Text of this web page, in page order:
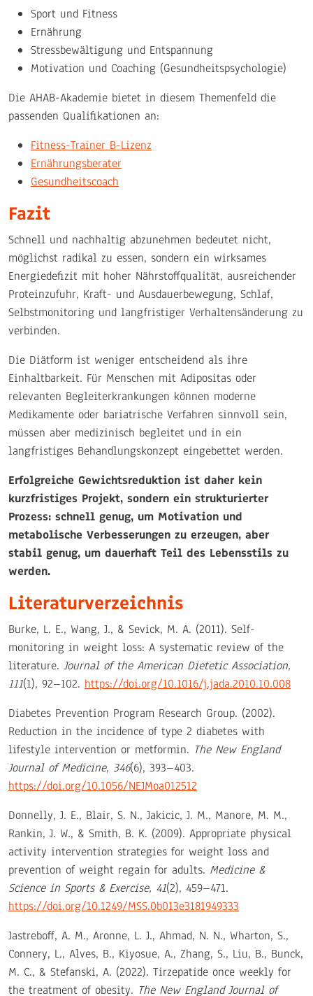
Sport und Fitness
Ernährung
Stressbewältigung und Entspannung
Motivation und Coaching (Gesundheitspsychologie)
Die AHAB-Akademie bietet in diesem Themenfeld die
passenden Qualifikationen an:
Fitness-Trainer B-Lizenz
Ernährungsberater
Gesundheitscoach
Fazit
Schnell und nachhaltig abzunehmen bedeutet nicht,
möglichst radikal zu essen, sondern ein wirksames
Energiedefizit mit hoher Nährstoffqualität, ausreichender
Proteinzufuhr, Kraft- und Ausdauerbewegung, Schlaf,
Selbstmonitoring und langfristiger Verhaltensänderung zu
verbinden.
Die Diätform ist weniger entscheidend als ihre
Einhaltbarkeit. Für Menschen mit Adipositas oder
relevanten Begleiterkrankungen können moderne
Medikamente oder bariatrische Verfahren sinnvoll sein,
müssen aber medizinisch begleitet und in ein
langfristiges Behandlungskonzept eingebettet werden.
Erfolgreiche Gewichtsreduktion ist daher kein
kurzfristiges Projekt, sondern ein strukturierter
Prozess: schnell genug, um Motivation und
metabolische Verbesserungen zu erzeugen, aber
stabil genug, um dauerhaft Teil des Lebensstils zu
werden.
Literaturverzeichnis
Burke, L. E., Wang, J., & Sevick, M. A. (2011). Self-
monitoring in weight loss: A systematic review of the
literature. Journal of the American Dietetic Association,
111(1), 92–102. https://doi.org/10.1016/j.jada.2010.10.008
Diabetes Prevention Program Research Group. (2002).
Reduction in the incidence of type 2 diabetes with
lifestyle intervention or metformin. The New England
Journal of Medicine, 346(6), 393–403.
https://doi.org/10.1056/NEJMoa012512
Donnelly, J. E., Blair, S. N., Jakicic, J. M., Manore, M. M.,
Rankin, J. W., & Smith, B. K. (2009). Appropriate physical
activity intervention strategies for weight loss and
prevention of weight regain for adults. Medicine &
Science in Sports & Exercise, 41(2), 459–471.
https://doi.org/10.1249/MSS.0b013e3181949333
Jastreboff, A. M., Aronne, L. J., Ahmad, N. N., Wharton, S.,
Connery, L., Alves, B., Kiyosue, A., Zhang, S., Liu, B., Bunck,
M. C., & Stefanski, A. (2022). Tirzepatide once weekly for
the treatment of obesity. The New England Journal of